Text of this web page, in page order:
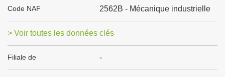
Code NAF 2562B - Mécanique industrielle
> Voir toutes les données clés
Filiale de -